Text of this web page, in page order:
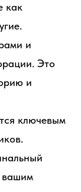
как
и
Это
и
ключевым
вашим